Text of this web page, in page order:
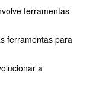
ferramentas
ferramentas para
a